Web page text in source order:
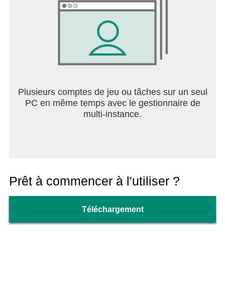
Plusieurs comptes de jeu ou tâches sur un seul
PC en même temps avec le gestionnaire de
multi-instance.
Prêt à commencer à l'utiliser ?
Téléchargement